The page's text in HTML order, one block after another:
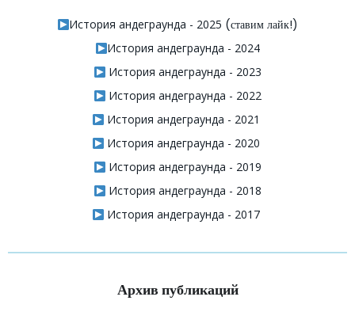
История андеграунда - 2025 (ставим лайк!)
История андеграунда - 2024
История андеграунда - 2023
История андеграунда - 2022
История андеграунда - 2021
История андеграунда - 2020
История андеграунда - 2019
История андеграунда - 2018
История андеграунда - 2017
Архив публикаций